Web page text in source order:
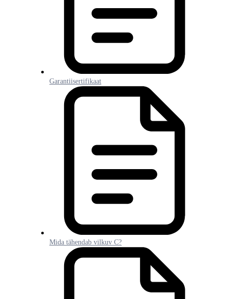
Garantiisertifikaat
Mida tähendab vilkuv C?